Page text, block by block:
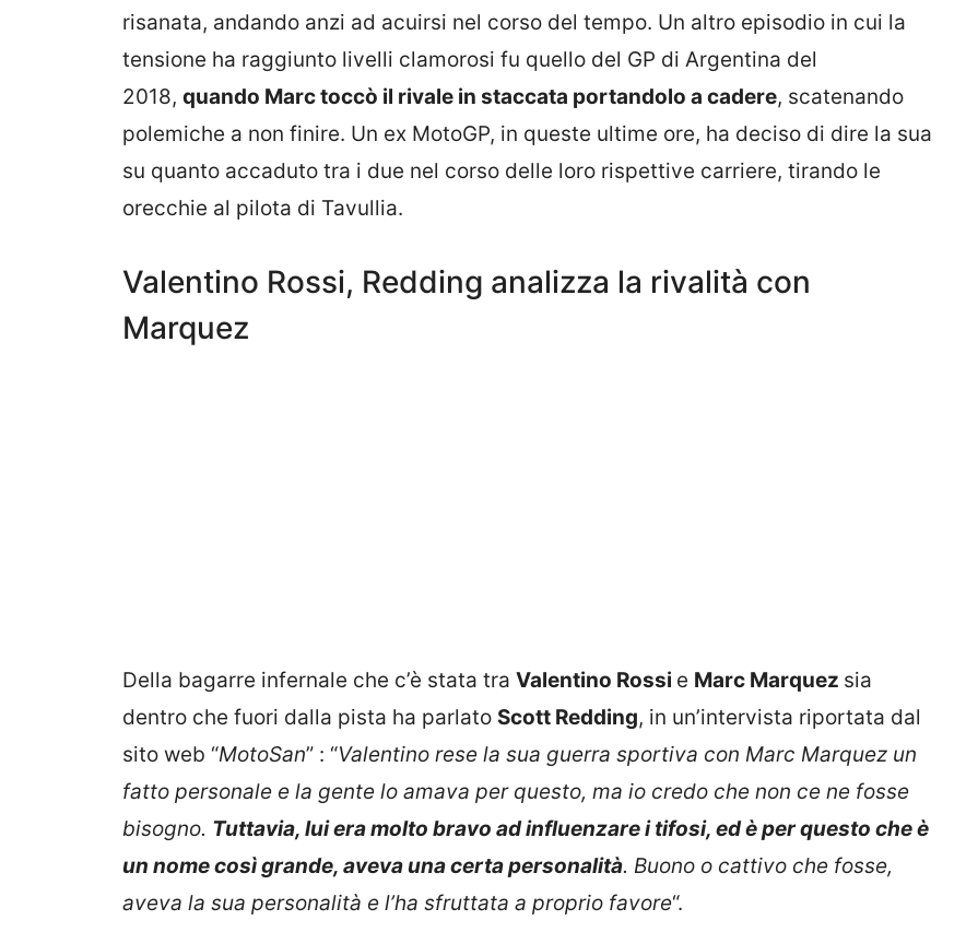
risanata, andando anzi ad acuirsi nel corso del tempo. Un altro episodio in cui la
tensione ha raggiunto livelli clamorosi fu quello del GP di Argentina del
2018, quando Marc toccò il rivale in staccata portandolo a cadere, scatenando
polemiche a non finire. Un ex MotoGP, in queste ultime ore, ha deciso di dire la sua
su quanto accaduto tra i due nel corso delle loro rispettive carriere, tirando le
orecchie al pilota di Tavullia.
Valentino Rossi, Redding analizza la rivalità con
Marquez
Della bagarre infernale che c’è stata tra Valentino Rossi e Marc Marquez sia
dentro che fuori dalla pista ha parlato Scott Redding, in un’intervista riportata dal
sito web “MotoSan” : “Valentino rese la sua guerra sportiva con Marc Marquez un
fatto personale e la gente lo amava per questo, ma io credo che non ce ne fosse
bisogno. Tuttavia, lui era molto bravo ad influenzare i tifosi, ed è per questo che è
un nome così grande, aveva una certa personalità. Buono o cattivo che fosse,
aveva la sua personalità e l’ha sfruttata a proprio favore“.